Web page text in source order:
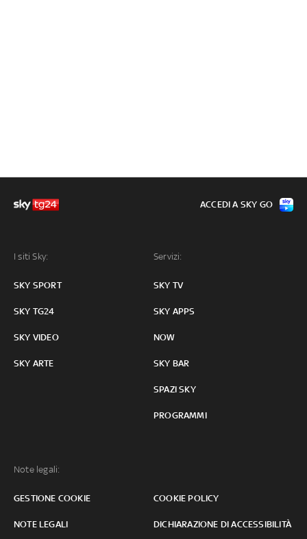
I siti Sky:
SKY SPORT
SKY TG24
SKY VIDEO
SKY ARTE
Servizi:
SKY TV
SKY APPS
NOW
SKY BAR
SPAZI SKY
PROGRAMMI
Note legali:
GESTIONE COOKIE COOKIE POLICY
NOTE LEGALI DICHIARAZIONE DI ACCESSIBILITÀ
ACCEDI A SKY GO